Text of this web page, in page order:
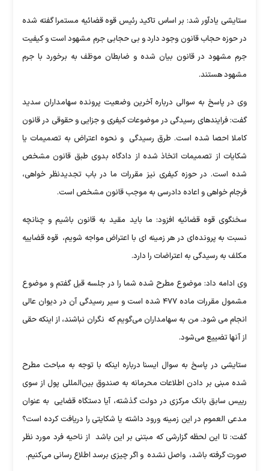
ستایشی یادآور شد: بر اساس تاکید رئیس قوه قضائیه مستمرا گفته شده
در حوزه حجاب قانون وجود دارد و بی حجابی جرم مشهود است و کیفیت
جرم مشهود در قانون بیان شده و ضابطان موظف به برخورد با جرم
مشهود هستند.
وی در پاسخ به سوالی درباره آخرین وضعیت پرونده سهامداران سدید
گفت: فرایندهای رسیدگی در موضوعات کیفری و جزایی و حقوقی در قانون
کاملا احصا شده است. طرق رسیدگی و نحوه اعتراض به تصمیمات یا
شکایات از تصمیمات اتخاذ شده از دادگاه بدوی طبق قانون مشخص
شده است. در حوزه کیفری نیز مقررات ما در باب تجدیدنظر خواهی،
فرجام خواهی و اعاده دادرسی به موجب قانون مشخص است.‌
سخنگوی قوه قضائیه افزود: ما باید مقید به قانون باشیم و چنانچه
نسبت به پرونده‌ای در هر زمینه ای با اعتراض مواجه شویم، قوه قضاییه
مکلف به رسیدگی به اعتراضات را دارد.
وی ادامه داد: موضوع مطرح شده شما را در جلسه قبل گفتم و موضوع
مشمول مقررات ماده ۴۷۷ شده است و سیر رسیدگی آن در دیوان عالی
انجام می شود. من به سهامداران می‌گویم که نگران نباشند، از اینکه حقی
از آنها تضییع می‌شود.
ستایشی در پاسخ به سوال ایسنا درباره اینکه با توجه به مباحث مطرح
شده مبنی بر دادن اطلاعات محرمانه به صندوق بین‌المللی پول از سوی
رییس سابق بانک مرکزی در دولت گذشته، آیا دستگاه قضایی به عنوان
مدعی العموم در این زمینه ورود داشته یا شکایتی را دریافت کرده است؟
گفت: تا این لحظه گزارشی که مبتنی بر این باشد از ناحیه فرد مورد نظر
صورت گرفته باشد، واصل نشده و اگر چیزی برسد اطلاع رسانی می‌کنیم‌.